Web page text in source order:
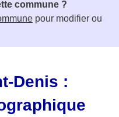
commune ?
pour modifier ou
Denis :